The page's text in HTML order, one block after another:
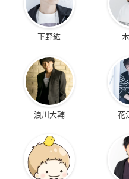
下野紘
浪川大輔 花